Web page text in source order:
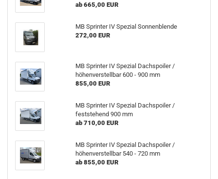
ab 665,00 EUR
MB Sprinter IV Spezial Sonnenblende
272,00 EUR
MB Sprinter IV Spezial Dachspoiler /
höhenverstellbar 600 - 900 mm
855,00 EUR
MB Sprinter IV Spezial Dachspoiler /
feststehend 900 mm
ab 710,00 EUR
MB Sprinter IV Spezial Dachspoiler /
höhenverstellbar 540 - 720 mm
ab 855,00 EUR